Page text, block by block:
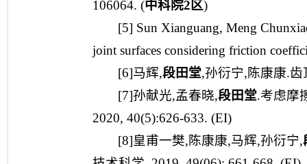
106064. (中科院2 区)
[5] Sun Xianguang, Meng
joint surfaces considering friction
[6]马辉,段田堂,孙衍宁,陈康康.齿
[7]孙献光,孟春晓,段田堂.考虑摩
2020, 40(5):626-633. (EI)
[8]皇甫一樊,陈康康,马辉,孙衍宁,